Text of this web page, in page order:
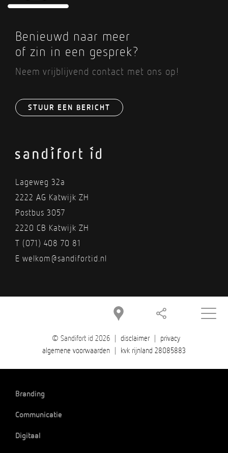
Benieuwd naar meer
of zin in een gesprek?
Neem vrijblijvend contact met ons op!
STUUR EEN BERICHT
Lageweg 32a
2222 AG Katwijk ZH
Postbus 3057
2220 CB Katwijk ZH
T (071) 408 70 81
E welkom@sandifortid.nl
© Sandifort id 2026 | disclaimer
privacy
algemene voorwaarden
kvk rijnland 28085883
Branding
Communicatie
Digitaal